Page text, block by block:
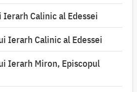
Calinic al Edessei
Ierarh Calinic al Edessei
Ierarh Miron, Episcopul